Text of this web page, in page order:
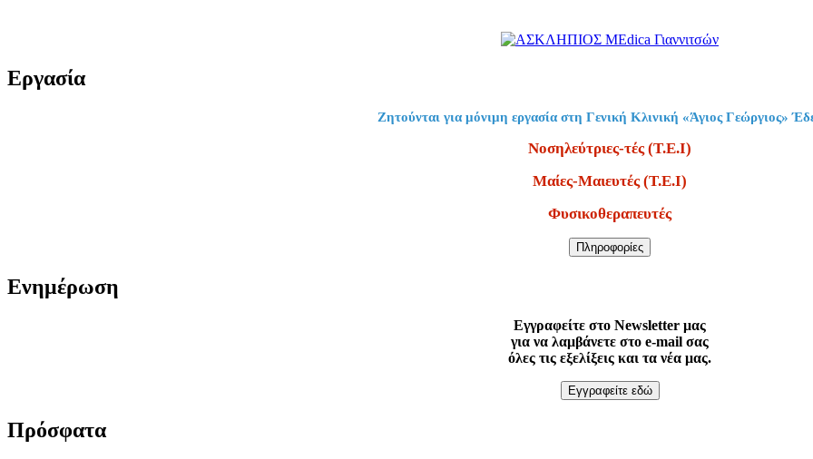
Εργασία
Ζητούνται για μόνιμη εργασία στη Γενική Κλινική «Άγιος Γεώργιος»
Νοσηλεύτριες-τές (Τ.Ε.Ι)
Μαίες-Μαιευτές (Τ.Ε.Ι)
Φυσικοθεραπευτές
Πληροφορίες
Ενημέρωση
Εγγραφείτε στο Newsletter μας
για να λαμβάνετε στο e-mail σας
όλες τις εξελίξεις και τα νέα μας.
Εγγραφείτε εδώ
Πρόσφατα